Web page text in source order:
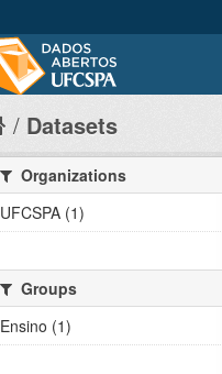
Datasets
Organizations
UFCSPA (1)
Groups
Ensino (1)